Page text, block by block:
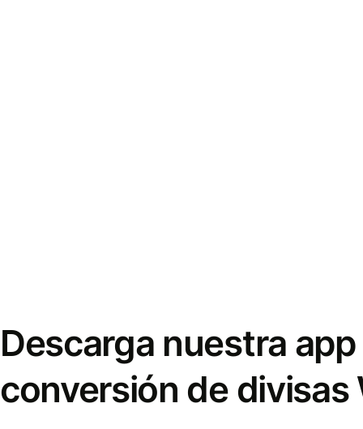
Descarga nuestra
conversión de divisas